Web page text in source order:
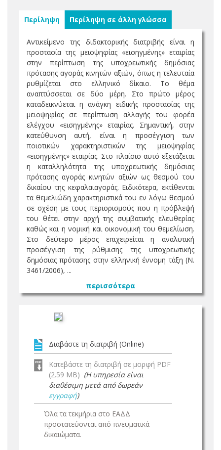
Περίληψη Περίληψη σε άλλη γλώσσα
Αντικείμενο της διδακτορικής διατριβής είναι η
προστασία της μειοψηφίας «εισηγμένης» εταιρίας
στην περίπτωση της υποχρεωτικής δημόσιας
πρότασης αγοράς κινητών αξιών, όπως η τελευταία
ρυθμίζεται στο ελληνικό δίκαιο. Το θέμα
αναπτύσσεται σε δύο μέρη. Στο πρώτο μέρος
καταδεικνύεται η ανάγκη ειδικής προστασίας της
μειοψηφίας σε περίπτωση αλλαγής του φορέα
ελέγχου «εισηγμένης» εταιρίας. Σημαντική, στην
κατεύθυνση αυτή, είναι η προσέγγιση των
ποιοτικών χαρακτηριστικών της μειοψηφίας
«εισηγμένης» εταιρίας. Στο πλαίσιο αυτό εξετάζεται
η καταλληλότητα της υποχρεωτικής δημόσιας
πρότασης αγοράς κινητών αξιών ως θεσμού του
δικαίου της κεφαλαιαγοράς. Ειδικότερα, εκτίθενται
τα θεμελιώδη χαρακτηριστικά του εν λόγω θεσμού
σε σχέση με τους περιορισμούς που η πρόβλεψή
του θέτει στην αρχή της συμβατικής ελευθερίας
καθώς και η νομική και οικονομική του θεμελίωση.
Στο δεύτερο μέρος επιχειρείται η αναλυτική
προσέγγιση της ρύθμισης της υποχρεωτικής
δημόσιας πρότασης στην ελληνική έννομη τάξη (Ν.
3461/2006), ...
περισσότερα
Διαβάστε τη διατριβή (Online)
Κατεβάστε τη διατριβή σε μορφή PDF
(2.59 MB) (Η υπηρεσία είναι
διαθέσιμη μετά από δωρεάν
εγγραφή)
Όλα τα τεκμήρια στο ΕΑΔΔ
προστατεύονται από πνευματικά
δικαιώματα.